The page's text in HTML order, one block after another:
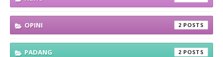
OPINI 2
PADANG 2